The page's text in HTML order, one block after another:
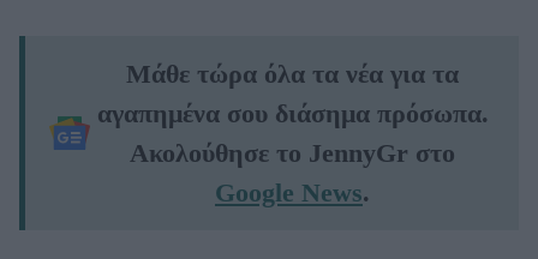
Μάθε τώρα όλα τα νέα για τα
αγαπημένα σου διάσημα πρόσωπα.
Ακολούθησε το JennyGr στο
Google News.